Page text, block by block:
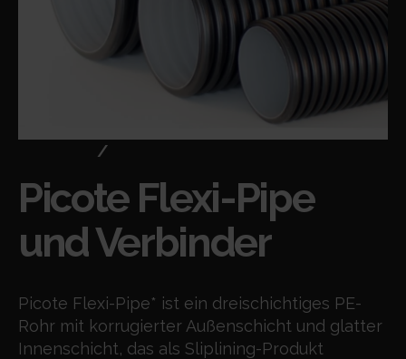
/
Picote Flexi-Pipe
und Verbinder
Picote Flexi-Pipe* ist ein dreischichtiges PE-
Rohr mit korrugierter Außenschicht und glatter
Innenschicht, das als Sliplining-Produkt